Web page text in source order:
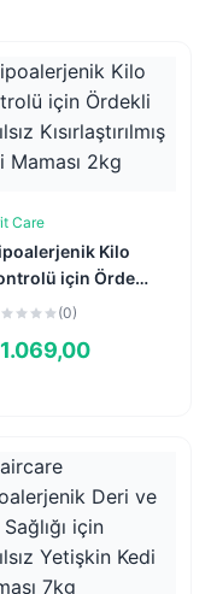
Sepete Ekle
Care
Kilo
için Ördekli
2kg
(0)
1.069,00